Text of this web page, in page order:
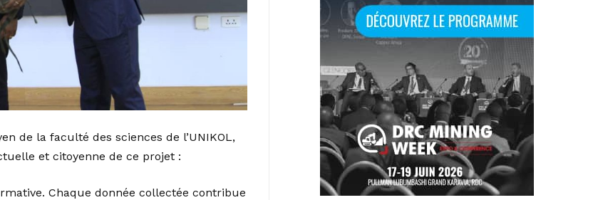
de la faculté des sciences de l’UNIKOL,
et citoyenne de ce projet :
Chaque donnée collectée contribue